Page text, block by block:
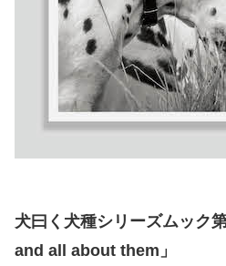
犬曰く犬種シリーズムック
and all about them」